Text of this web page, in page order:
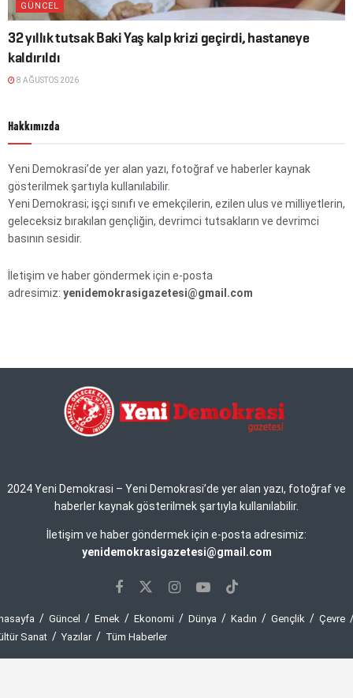
GÜNCEL
32 yıllık tutsak Baki Yaş kalp krizi geçirdi, hastaneye
kaldırıldı
8 AĞUSTOS 2026
Hakkımızda
Yeni Demokrasi’de yer alan yazı, fotoğraf ve haberler kaynak
gösterilmek şartıyla kullanılabilir.
Yeni Demokrasi; işçi sınıfı ve emekçilerin, ezilen ulus ve milliyetlerin,
geleceksiz bırakılan gençliğin, devrimci tutsakların ve devrimci
basının sesidir.
İletişim ve haber göndermek için e-posta
adresimiz: yenidemokrasigazetesi@gmail.com
2024 Yeni Demokrasi – Yeni Demokrasi’de yer alan yazı, fotoğraf ve
haberler kaynak gösterilmek şartıyla kullanılabilir.
İletişim ve haber göndermek için e-posta adresimiz:
yenidemokrasigazetesi@gmail.com
Güncel Emek Ekonomi Dünya Kadın Gençlik
Çevre
Sanat
Yazılar Tüm Haberler